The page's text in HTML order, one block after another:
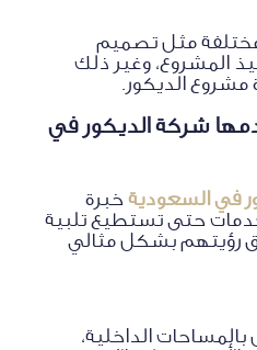
مثل تصميم
المشروع، وغير ذلك
مشروع الديكور.
شركة الديكور في
في السعوديةخبرة
حتى تستطيع تلبية
رؤيتهم بشكل مثالي
الداخلية،